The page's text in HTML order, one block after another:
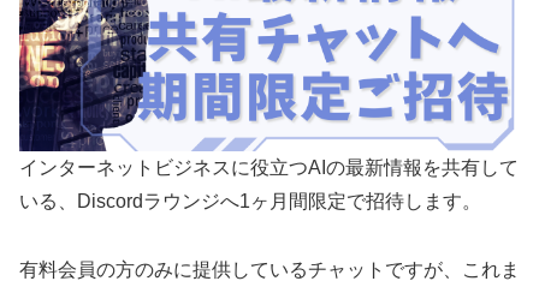
インターネットビジネスに役立つAIの最新情報を共有して
いる、Discordラウンジへ1ヶ月間限定で招待します。
有料会員の方のみに提供しているチャットですが、これま